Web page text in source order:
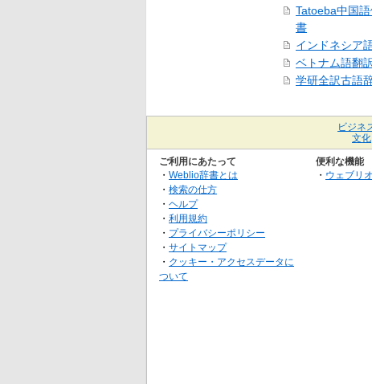
Tatoeba中国
書
インドネシア
ベトナム語翻
学研全訳古語
ビジネ
文化
ご利用にあたって
・ Weblio辞書とは
・ 検索の仕方
・ ヘルプ
・ 利用規約
・ プライバシーポリシー
・ サイトマップ
・ クッキー・アクセスデータに
ついて
便利な機能
・ ウェブリ